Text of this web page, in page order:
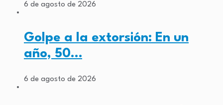
6 de agosto de 2026
Golpe a la extorsión: En un
año, 50…
6 de agosto de 2026